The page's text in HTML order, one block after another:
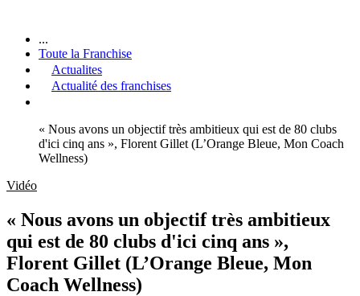
...
Toute la Franchise
Actualites
Actualité des franchises
« Nous avons un objectif très ambitieux qui est de 80 clubs
d'ici cinq ans », Florent Gillet (L’Orange Bleue, Mon Coach
Wellness)
Vidéo
« Nous avons un objectif très ambitieux
qui est de 80 clubs d'ici cinq ans »,
Florent Gillet (L’Orange Bleue, Mon
Coach Wellness)